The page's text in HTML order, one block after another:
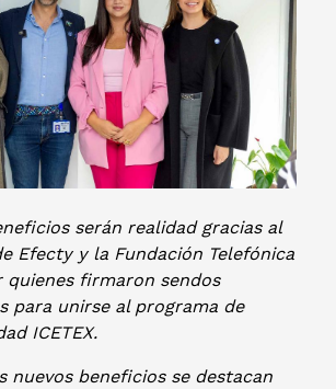
serán realidad gracias al
Efecty y la Fundación Telefónica
quienes firmaron sendos
para unirse al programa de
ICETEX.
nuevos beneficios se destacan